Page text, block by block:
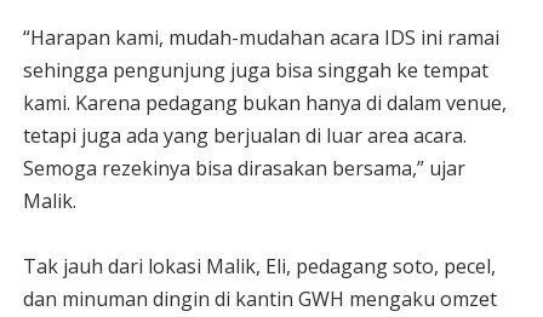
“Harapan kami, mudah-mudahan acara IDS ini ramai
sehingga pengunjung juga bisa singgah ke tempat
kami. Karena pedagang bukan hanya di dalam venue,
tetapi juga ada yang berjualan di luar area acara.
Semoga rezekinya bisa dirasakan bersama,” ujar
Malik.
Tak jauh dari lokasi Malik, Eli, pedagang soto, pecel,
dan minuman dingin di kantin GWH mengaku omzet